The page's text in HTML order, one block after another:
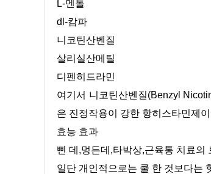
L-멘톨
dl-캄파
니코틴산벤질
살리실산메틸
디펜히드라민
여기서 니코틴산벤질(Benzyl
은 진정작용이 강한 항히스타민제
효능 효과
삔 데,멍든데,타박상,근육통 치료의
일단 개인적으로는 쿨 한 것보다는